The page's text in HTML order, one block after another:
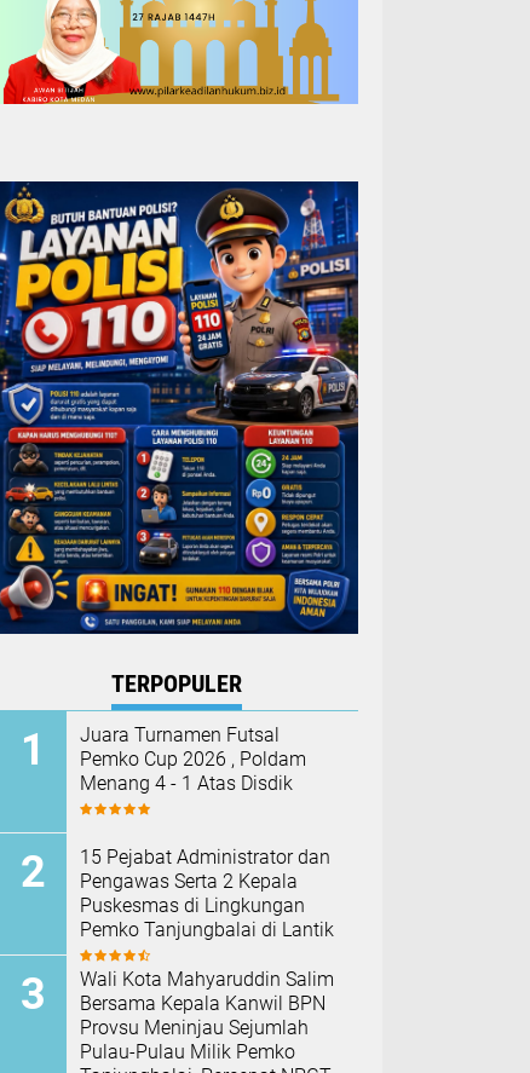
TERPOPULER
Juara Turnamen Futsal
Pemko Cup 2026 , Poldam
Menang 4 - 1 Atas Disdik
15 Pejabat Administrator dan
Pengawas Serta 2 Kepala
Puskesmas di Lingkungan
Pemko Tanjungbalai di Lantik
Wali Kota Mahyaruddin Salim
Bersama Kepala Kanwil BPN
Provsu Meninjau Sejumlah
Pulau-Pulau Milik Pemko